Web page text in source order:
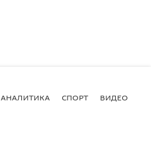
АНАЛИТИКА СПОРТ ВИДЕО